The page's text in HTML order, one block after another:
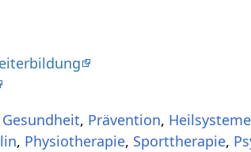
Gesundheit, Prävention, Heilsysteme
, Physiotherapie, Sporttherapie,